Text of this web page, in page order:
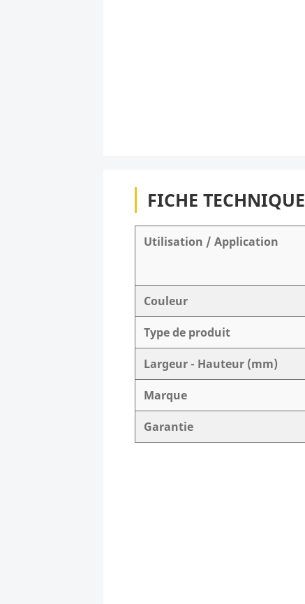
FICHE TECHNIQUE
Utilisation / Application
Couleur
Type de produit
Largeur - Hauteur (mm)
Marque
Garantie